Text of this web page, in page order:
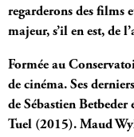
regarderons des films
majeur, s’il en est, de
Formée au
de cinéma. Ses
de Sébastien Betbeder
Tuel (2015). Maud